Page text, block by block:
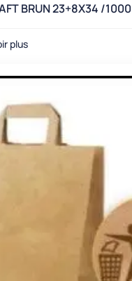
BRUN 23+8X34 /1000
plus